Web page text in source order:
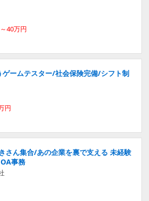
40万円
ゲームテスター/社会保険完備/シフト制
円
さん集合/あの企業を裏で支える 未経験
事務